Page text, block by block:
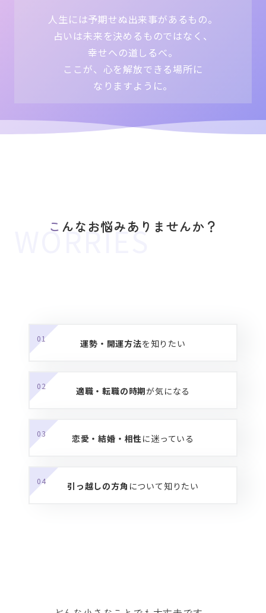
人生には予期せぬ出来事があるもの。
占いは未来を決めるものではなく、
幸せへの道しるべ。
ここが、心を解放できる場所に
な りますように。
こんなお悩みありませんか？
01 運勢・開運方法を知りたい
02 適職・転職の時期が気になる
03 恋愛・結婚・相性に迷っている
04 引っ越しの方角 について知りたい